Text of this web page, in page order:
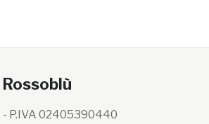
- P.IVA 02405390440